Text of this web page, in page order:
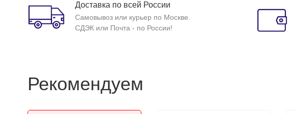
Доставка по всей России
Самовывоз или курьер по Москве.
СДЭК или Почта - по России!
Рекомендуем